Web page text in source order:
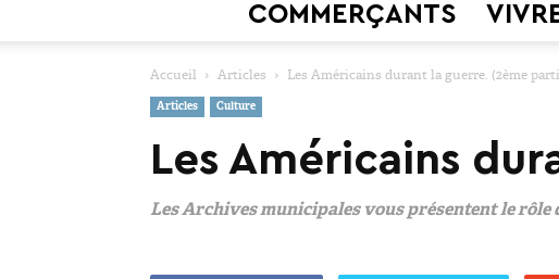
COMMERÇANTS
Accueil Articles Les Américains durant la guerre. (2ème
Articles Culture
Les Américains
Les Archives municipales vous présentent le